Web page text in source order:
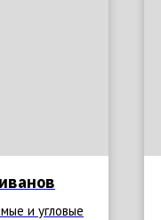
и угловые